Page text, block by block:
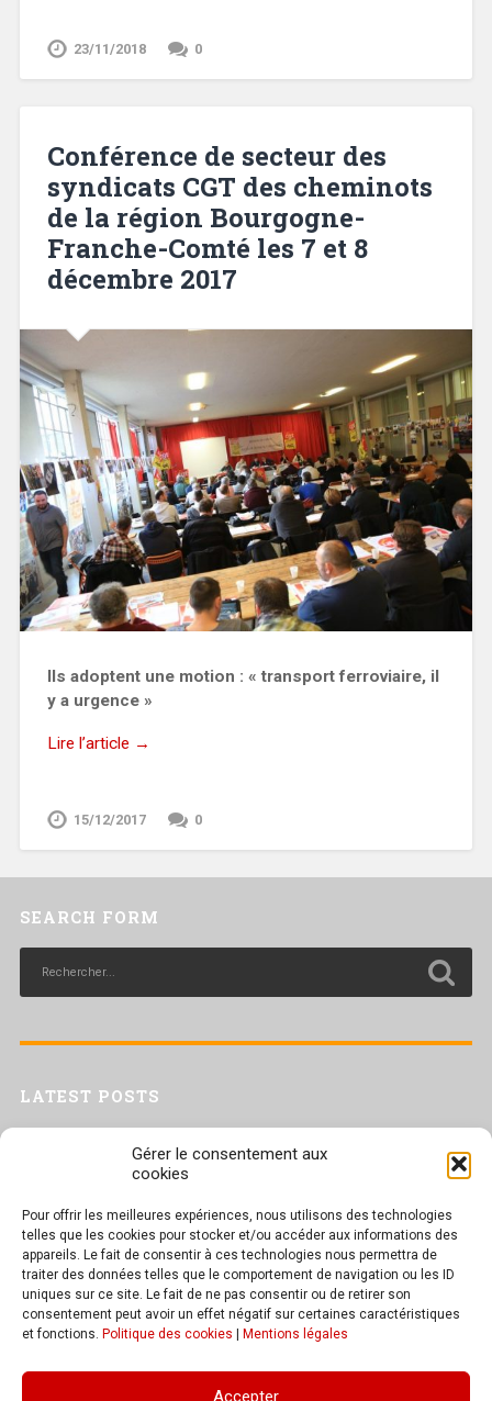
Gérer le consentement aux
cookies
Pour offrir les meilleures expériences, nous utilisons des technologies
telles que les cookies pour stocker et/ou accéder aux informations des
appareils. Le fait de consentir à ces technologies nous permettra de
traiter des données telles que le comportement de navigation ou les ID
uniques sur ce site. Le fait de ne pas consentir ou de retirer son
consentement peut avoir un effet négatif sur certaines caractéristiques
et fonctions. Politique des cookies Mentions légales
Accepter
23/11/2018 0
Conférence de secteur des
syndicats CGT des cheminots
de la région Bourgogne-
Franche-Comté les 7 et 8
décembre 2017
Ils adoptent une motion : « transport ferroviaire, il
y a urgence »
Lire l’article →
15/12/2017 0
SEARCH FORM
LATEST POSTS
Trac confédéral sur les situations de travail par forte chaleur
Séance plénière du CESER du 23 juin 2026
Tract UD 25 — Une nouvelle attaque contre nos droits : les arrêts
maladie
TEXT WIDGET